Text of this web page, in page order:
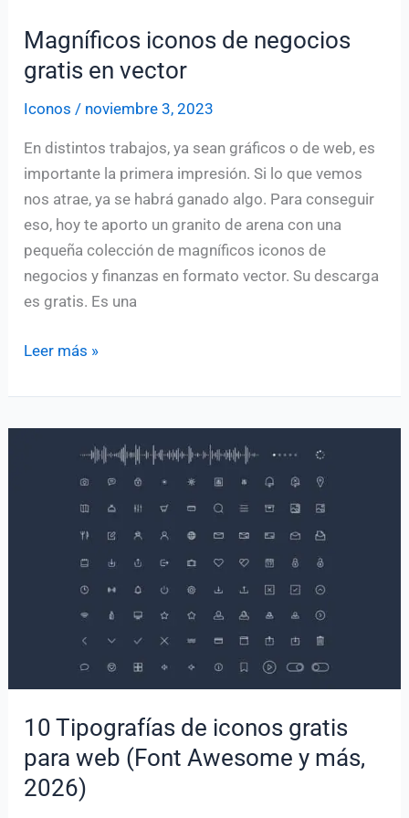
Magníficos iconos de negocios
gratis en vector
Iconos / noviembre 3, 2023
En distintos trabajos, ya sean gráficos o de web, es
importante la primera impresión. Si lo que vemos
nos atrae, ya se habrá ganado algo. Para conseguir
eso, hoy te aporto un granito de arena con una
pequeña colección de magníficos iconos de
negocios y finanzas en formato vector. Su descarga
es gratis. Es una
Magníficos
de
negocios
Leer más »
10 Tipografías de iconos gratis
para web (Font Awesome y más,
2026)